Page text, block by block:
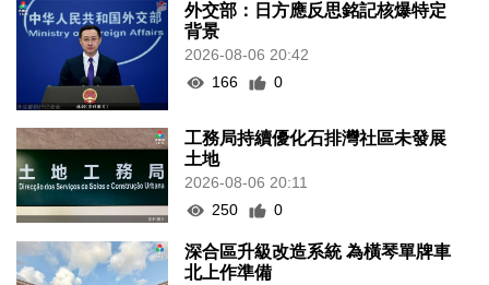
外交部：日方應反思銘記核爆特定
背景
2026-08-06 20:42
166
0
工務局持續優化石排灣社區未發展
土地
2026-08-06 20:11
250
0
深合區升級改造系統 為橫琴單牌車
北上作準備